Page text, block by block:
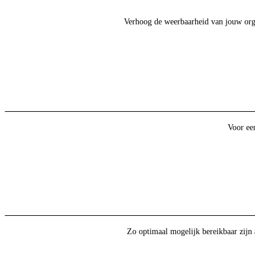
Verhoog de weerbaarheid van jouw
Voor
Zo optimaal mogelijk bereikbaar zijn